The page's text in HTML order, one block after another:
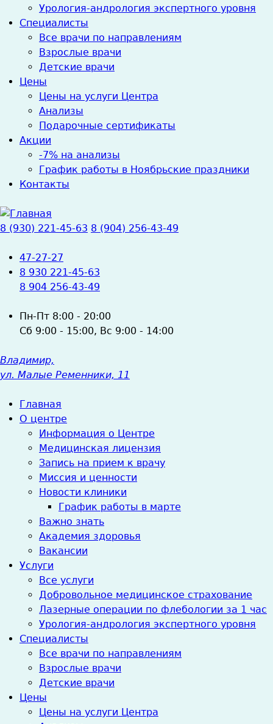
Урология-андрология экспертного уровня
Специалисты
Все врачи по направлениям
Взрослые врачи
Детские врачи
Цены
Цены на услуги Центра
Анализы
Подарочные сертификаты
Акции
-7% на анализы
График работы в Ноябрьские праздники
Контакты
8 (930) 221-45-63 8 (904) 256-43-49
47-27-27
8 930 221-45-63
8 904 256-43-49
Пн-Пт 8:00 - 20:00
Сб 9:00 - 15:00, Вс 9:00 - 14:00
Владимир,
ул. Малые Ременники, 11
Главная
О центре
Информация о Центре
Медицинская лицензия
Запись на прием к врачу
Миссия и ценности
Новости клиники
График работы в марте
Важно знать
Академия здоровья
Вакансии
Услуги
Все услуги
Добровольное медицинское страхование
Лазерные операции по флебологии за 1 час
Урология-андрология экспертного уровня
Специалисты
Все врачи по направлениям
Взрослые врачи
Детские врачи
Цены
Цены на услуги Центра